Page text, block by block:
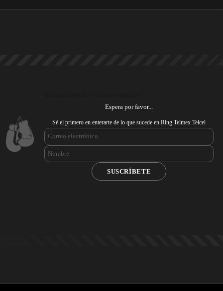
Espera por favor...
Sé el primero en enterarte de lo que sucede en Ring Telmex Telcel